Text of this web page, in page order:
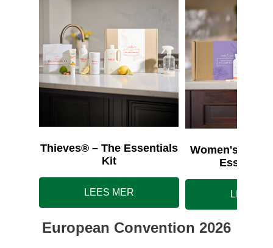
Thieves® – The Essentials
Kit
LEES MER
Women's
LEES
European Convention 2026